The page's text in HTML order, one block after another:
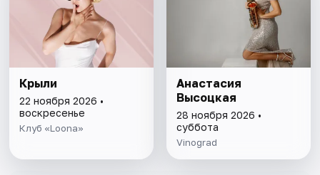
Крыли
22 ноября 2026 •
воскресенье
Клуб «Loona»
Анастасия
Высоцкая
28 ноября 2026 •
суббота
Vinograd